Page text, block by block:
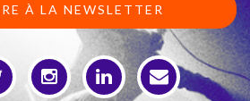
À LA NEWSLETTER